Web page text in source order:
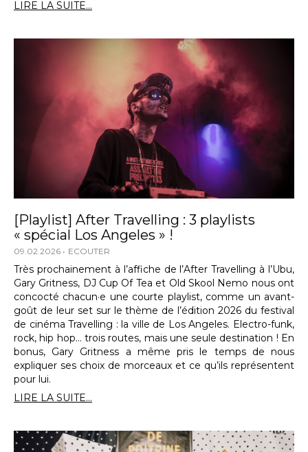
LIRE LA SUITE...
[Playlist] After Travelling : 3 playlists
« spécial Los Angeles » !
09.02.2026 ECOUTER
Très prochainement à l’affiche de l’After Travelling à l’Ubu,
Gary Gritness, DJ Cup Of Tea et Old Skool Nemo nous ont
concocté chacun·e une courte playlist, comme un avant-
goût de leur set sur le thème de l’édition 2026 du festival
de cinéma Travelling : la ville de Los Angeles. Electro-funk,
rock, hip hop… trois routes, mais une seule destination ! En
bonus, Gary Gritness a même pris le temps de nous
expliquer ses choix de morceaux et ce qu’ils représentent
pour lui.
LIRE LA SUITE...